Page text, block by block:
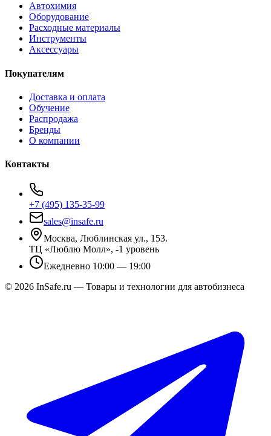
Автохимия
Оборудование
Расходные материалы
Инструменты
Аксессуары
Покупателям
Доставка и оплата
Обучение
Распродажа
Бренды
О компании
Контакты
+7 (495) 135-35-99
sales@insafe.ru
Москва, Люблинская ул., 153.
ТЦ «Люблю Молл», -1 уровень
Ежедневно 10:00 — 19:00
© 2026 InSafe.ru — Товары и технологии для автобизнеса